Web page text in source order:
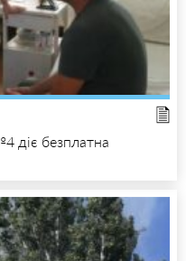
діє безплатна